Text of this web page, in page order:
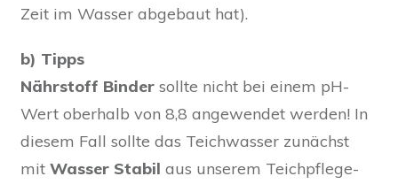
Zeit im Wasser abgebaut hat).
b) Tipps
Nährstoff Binder sollte nicht bei einem pH-
Wert oberhalb von 8,8 angewendet werden! In
diesem Fall sollte das Teichwasser zunächst
mit Wasser Stabil aus unserem Teichpflege-